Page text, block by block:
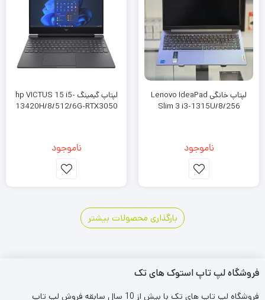
لپتاپ خانگی Lenovo IdeaPad
Slim 3 i3-1315U/8/256
ناموجود
لپتاپ گیمینگ hp VICTUS 15 i5-
13420H/8/512/6G-RTX3050
ناموجود
1
2
3
بارگذاری محصولات بیشتر
فروشگاه لپ تاپ استوک های تک
فروشگاه لپ تاپ های تک با بیش از 10 سال سابقه فروش لپ تاپ